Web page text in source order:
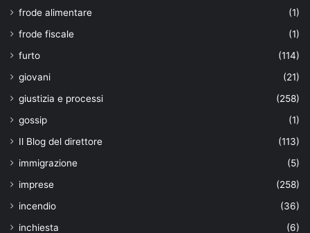
frode alimentare
(1)
frode fiscale
(1)
furto
(114)
giovani
(21)
giustizia e processi
(258)
gossip
(1)
Il Blog del direttore
(113)
immigrazione
(5)
imprese
(258)
incendio
(36)
inchiesta
(6)